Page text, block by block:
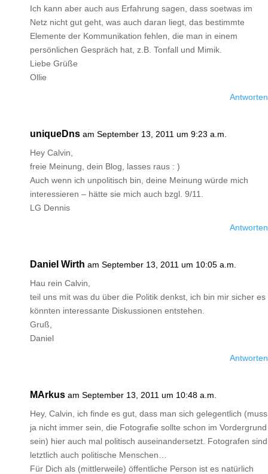
Ich kann aber auch aus Erfahrung sagen, dass soetwas im
Netz nicht gut geht, was auch daran liegt, das bestimmte
Elemente der Kommunikation fehlen, die man in einem
persönlichen Gespräch hat, z.B. Tonfall und Mimik.
Liebe Grüße
Ollie
Antworten
uniqueDns am September 13, 2011 um 9:23 a.m.
Hey Calvin,
freie Meinung, dein Blog, lasses raus : )
Auch wenn ich unpolitisch bin, deine Meinung würde mich
interessieren – hätte sie mich auch bzgl. 9/11.
LG Dennis
Antworten
Daniel Wirth am September 13, 2011 um 10:05 a.m.
Hau rein Calvin,
teil uns mit was du über die Politik denkst, ich bin mir sicher es
könnten interessante Diskussionen entstehen.
Gruß,
Daniel
Antworten
MArkus am September 13, 2011 um 10:48 a.m.
Hey, Calvin, ich finde es gut, dass man sich gelegentlich (muss
ja nicht immer sein, die Fotografie sollte schon im Vordergrund
sein) hier auch mal politisch auseinandersetzt. Fotografen sind
letztlich auch politische Menschen…
Für Dich als (mittlerweile) öffentliche Person ist es natürlich